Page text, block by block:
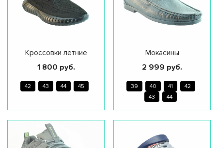
Кроссовки летние
1 800 руб.
42 43 44 45
Мокасины
2 999 руб.
39 40 41
42
43
44